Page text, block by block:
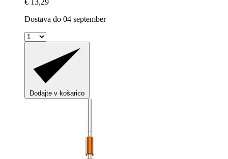
€ 13,29
Dostava do 04 september
Dodajte v košarico